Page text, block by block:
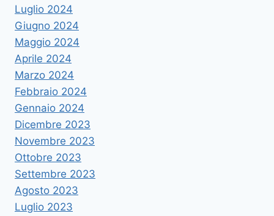
Luglio 2024
Giugno 2024
Maggio 2024
Aprile 2024
Marzo 2024
Febbraio 2024
Gennaio 2024
Dicembre 2023
Novembre 2023
Ottobre 2023
Settembre 2023
Agosto 2023
Luglio 2023